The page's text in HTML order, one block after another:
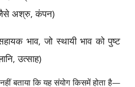
अश्रु, कंपन)
भाव, जो स्थायी भाव को पुष्ट
उत्साह)
बताया कि यह संयोग किसमें होता है—